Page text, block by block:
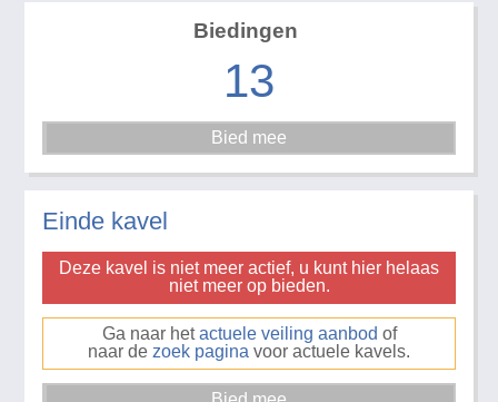
Biedingen
13
Einde kavel
Deze kavel is niet meer actief, u kunt hier helaas
niet meer op bieden.
Ga naar hetactuele veiling aanbod of
naar de zoek pagina voor actuele kavels.